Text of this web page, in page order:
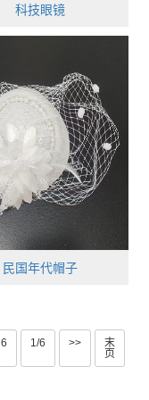
科技眼镜
民国年代帽子
6 1/6 >>
末
页